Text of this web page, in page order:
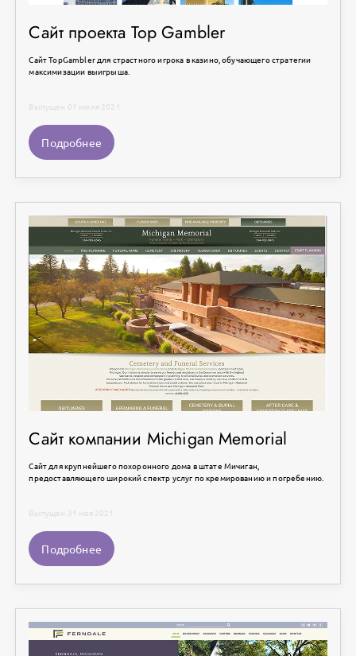
Сайт проекта Top Gambler
Сайт TopGambler для страстного игрока в казино, обучающего стратегии
максимизации выигрыша.
Выпущен 01 июля 2021
Подробнее
Сайт компании Michigan Memorial
Сайт для крупнейшего похоронного дома в штате Мичиган,
предоставляющего широкий спектр услуг по кремированию и погребению.
Выпущен 31 мая 2021
Подробнее